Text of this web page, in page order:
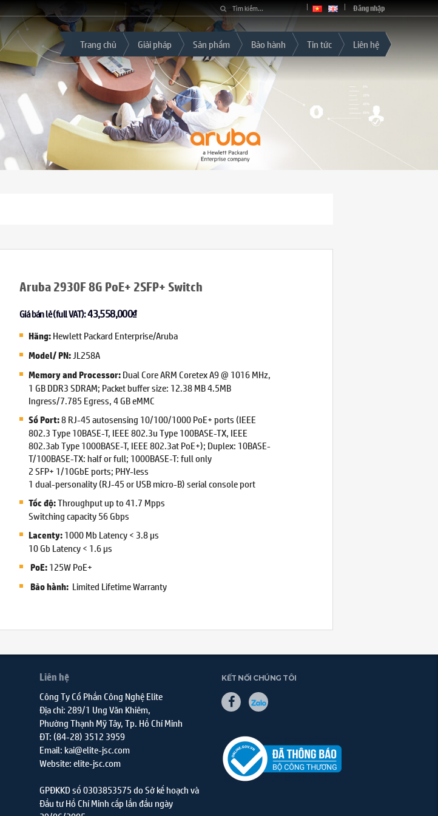
Đăng nhập
Trang chủ Giải pháp Sản phẩm Bảo hành Tin tức Liên hệ
Aruba 2930F 8G PoE+ 2SFP+ Switch
Giá bán lẻ (full VAT):43,558,000₫
Hãng:Hewlett Packard Enterprise/Aruba
Model/ PN: JL258A
Memory and Processor:Dual Core ARM Coretex A9 @ 1016 MHz,
1 GB DDR3 SDRAM; Packet buffer size: 12.38 MB 4.5MB
Ingress/7.785 Egress, 4 GB eMMC
Số Port:8 RJ-45 autosensing 10/100/1000 PoE+ ports (IEEE
802.3 Type 10BASE-T, IEEE 802.3u Type 100BASE-TX, IEEE
802.3ab Type 1000BASE-T, IEEE 802.3at PoE+); Duplex: 10BASE-
T/100BASE-TX: half or full; 1000BASE-T: full only
2 SFP+ 1/10GbE ports; PHY-less
1 dual-personality (RJ-45 or USB micro-B) serial console port
Tốc độ:Throughput up to 41.7 Mpps
Switching capacity 56 Gbps
Lacenty:1000 Mb Latency < 3.8 µs
10 Gb Latency < 1.6 µs
PoE:125W PoE+
Bảo hành: Limited Lifetime Warranty
Liên hệ
Công Ty Cổ Phần Công Nghệ Elite
Địa chỉ: 289/1 Ung Văn Khiêm,
Phường Thạnh Mỹ Tây, Tp. Hồ Chí Minh
ĐT: (84-28) 3512 3959
Email: kai@elite-jsc.com
Website: elite-jsc.com
GPĐKKD số 0303853575 do Sở kế hoạch và
Đầu tư Hồ Chí Minh cấp lần đầu ngày
KẾT NỐI CHÚNG TÔI